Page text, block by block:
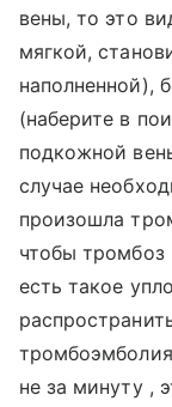
вены, то это
мягкой,
наполненной),
(наберите в
подкожной
случае
произошла
чтобы тромбоз
есть такое
не за минуту ,